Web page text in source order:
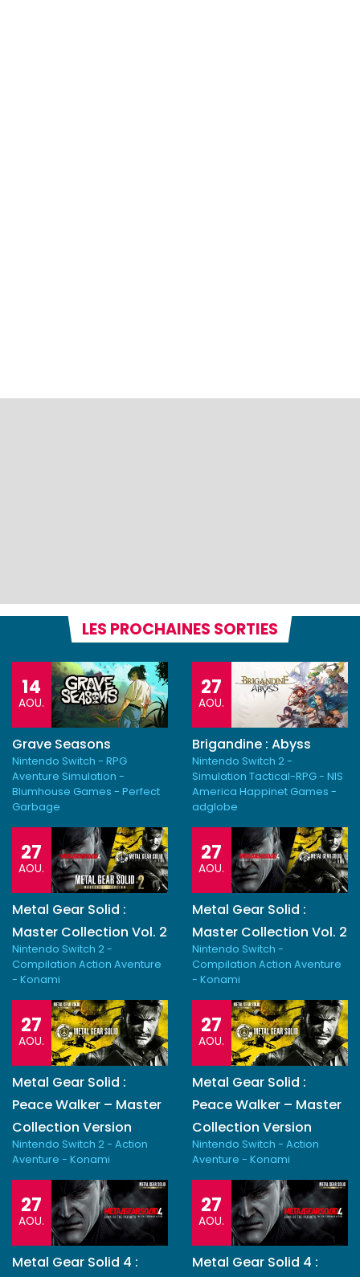
LES PROCHAINES SORTIES
14
AOU.
Grave Seasons
Nintendo Switch - RPG
Aventure Simulation -
Blumhouse Games - Perfect
Garbage
27
AOU.
Brigandine : Abyss
Nintendo Switch 2 -
Simulation Tactical-RPG - NIS
America Happinet Games -
adglobe
27
AOU.
Metal Gear Solid :
Master Collection Vol. 2
Nintendo Switch 2 -
Compilation Action Aventure
- Konami
27
AOU.
Metal Gear Solid :
Master Collection Vol. 2
Nintendo Switch -
Compilation Action Aventure
- Konami
27
AOU.
Metal Gear Solid :
Peace Walker – Master
Collection Version
Nintendo Switch 2 - Action
Aventure - Konami
27
AOU.
Metal Gear Solid :
Peace Walker – Master
Collection Version
Nintendo Switch - Action
Aventure - Konami
27
AOU.
Metal Gear Solid 4 :
27
AOU.
Metal Gear Solid 4 :